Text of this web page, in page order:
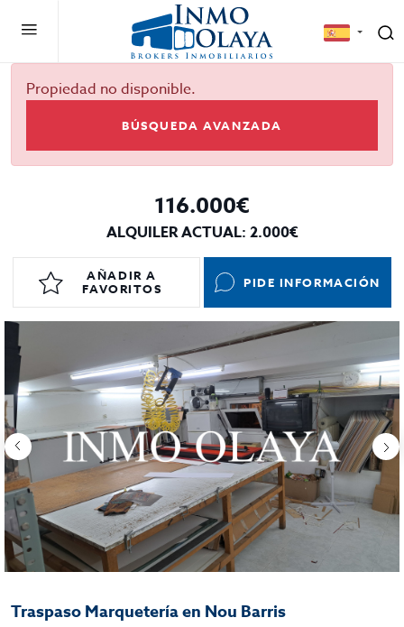
Propiedad no disponible.
BÚSQUEDA AVANZADA
116.000€
ALQUILER ACTUAL: 2.000€
AÑADIR A
FAVORITOS
PIDE INFORMACIÓN
Traspaso Marquetería en Nou Barris